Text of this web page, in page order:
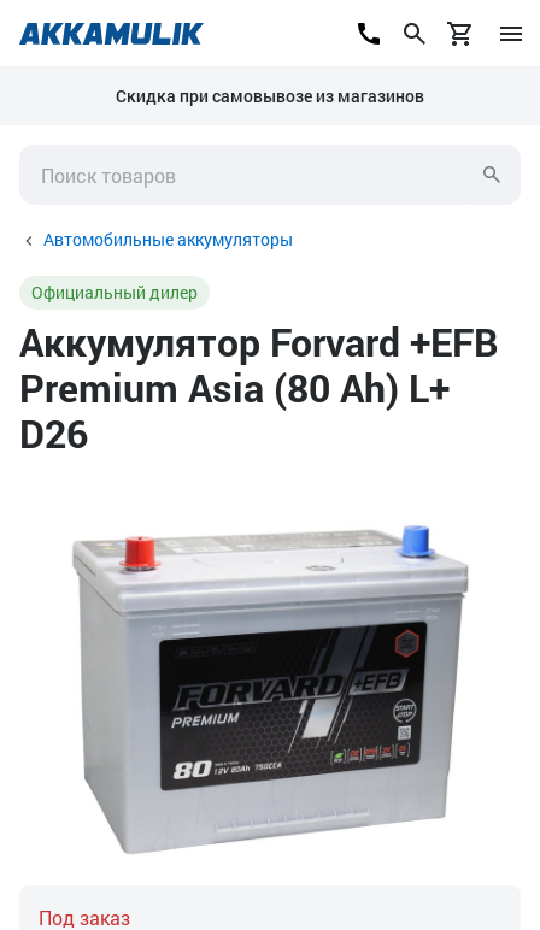
Скидка при самовывозе из магазинов
Автомобильные аккумуляторы
Официальный дилер
Аккумулятор Forvard +EFB
Premium Asia (80 Ah) L+
D26
Под заказ